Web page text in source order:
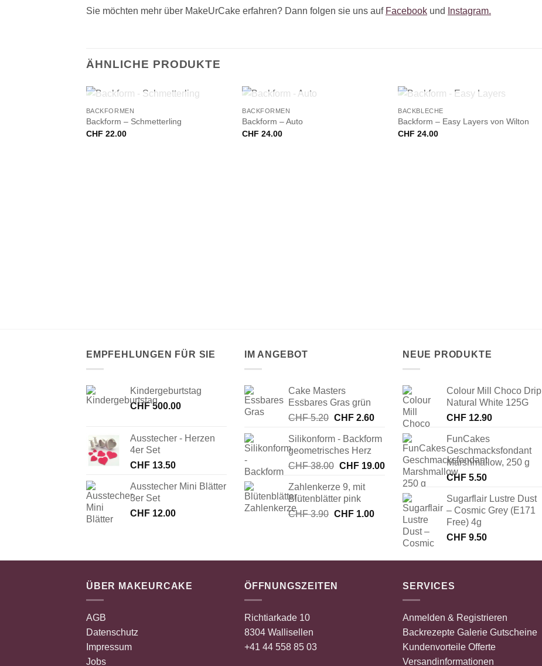
Sie möchten mehr über MakeUrCake erfahren? Dann folgen sie uns auf Facebook und Instagram.
ÄHNLICHE PRODUKTE
+
NICHT VORRÄTIG
BACKFORMEN
Backform – Schmetterling
CHF 22.00
+
NICHT VORRÄTIG
BACKFORMEN
Backform – Auto
CHF 24.00
+
NICHT VORRÄTIG
BACKBLECHE
Backform – Easy Layers von Wilton
CHF 24.00
EMPFEHLUNGEN FÜR SIE
Kindergeburtstag
CHF500.00
Ausstecher - Herzen
4er Set
CHF 13.50
Ausstecher Mini Blätter
3er Set
CHF 12.00
IM ANGEBOT
Cake Masters
Essbares Gras grün
CHF5.20 Ursprünglicher
war:
CHF 5.20
CHF2.60Aktueller
ist:
CHF 2.60.
Silikonform - Backform
geometrisches Herz
CHF38.00 Ursprünglicher
war:
CHF 38.00
CHF19.00Aktueller
Preis
CHF 19.00.
Zahlenkerze 9, mit
Blütenblätter pink
CHF3.90 Ursprünglicher
CHF1.00Aktueller
NEUE PRODUKTE
Colour Mill Choco Drip
Natural White 125G
CHF 12.90
FunCakes
Geschmacksfondant
Marshmallow, 250 g
CHF 5.50
Sugarflair Lustre Dust
– Cosmic Grey (E171
Free) 4g
CHF 9.50
ÜBER MAKEURCAKE
AGB
Datenschutz
Impressum
Jobs
ÖFFNUNGSZEITEN
Richtiarkade 10
8304 Wallisellen
+41 44 558 85 03
SERVICES
Anmelden & Registrieren
Backrezepte Galerie Gutscheine
Kundenvorteile Offerte
Versandinformationen